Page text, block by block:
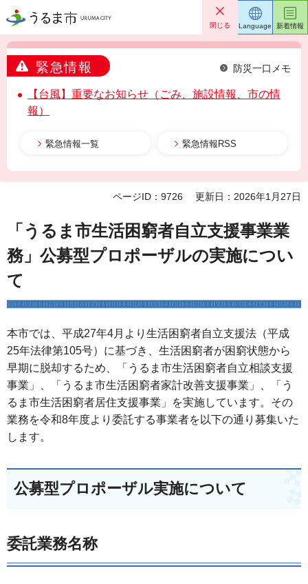
うるま市 閉じる
緊急情報 防災一口メモ
【台風】重要なお知らせ（ごみ、施設情報、市の情
報）
緊急情報一覧 緊急情報RSS
Language 新着情報
ページID：9726 更新日：2026年1月27日
「うるま市生活困窮者自立支援事業業
務」公募型プロポーザルの実施につい
て
本市では、平成27年4月より生活困窮者自立支援法（平成
25年法律第105号）に基づき、生活困窮者が困窮状態から
早期に脱却するため、「うるま市生活困窮者自立相談支援
事業」、「うるま市生活困窮者家計改善支援事業」、「う
るま市生活困窮者居住支援事業」を実施しています。その
業務を令和8年度より委託する事業者を以下の通り募集いた
します。
公募型プロポーザル実施について
委託業務名称